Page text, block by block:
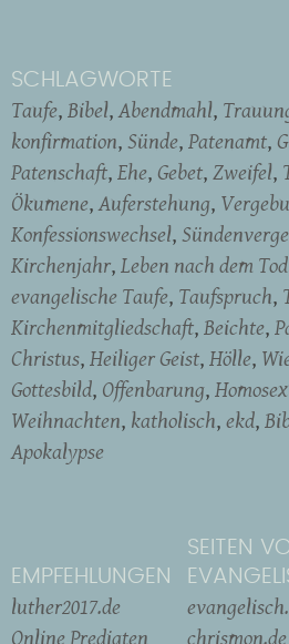
SCHLAGWORTE
Taufe Bibel Abendmahl
konfirmation Sünde Patenamt
Patenschaft Ehe Gebet Zweifel
Ökumene Auferstehung
Konfessionswechsel
Kirchenjahr Leben nach dem Tod
evangelische Taufe Taufspruch
Kirchenmitgliedschaft Beichte
Christus Heiliger Geist Hölle
Gottesbild Offenbarung
Weihnachten katholisch ekd
Apokalypse
EMPFEHLUNGEN
luther2017.de
Online Predigten
SEITEN
chrismon.de